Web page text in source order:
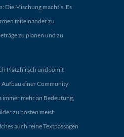
Die Mischung macht’s. Es
miteinander zu
zu planen und zu
Platzhirsch und somit
einer Community
immer mehr an Bedeutung,
zu posten meist
auch reine Textpassagen